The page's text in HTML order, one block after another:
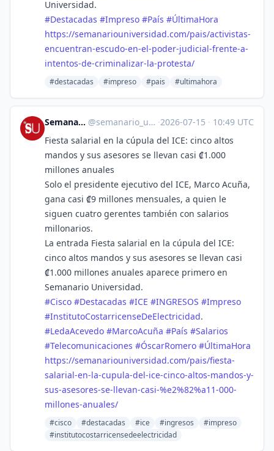
Universidad.
#Destacadas #Impreso #País #ÚltimaHora
https://semanariouniversidad.com/pais/activistas-
encuentran-escudo-en-el-poder-judicial-frente-a-
intentos-de-criminalizar-la-protesta/
#destacadas #impreso #pais #ultimahora
Semanario Universidad @semanario_universidad@bots.fedi.cr ·2026-07-15 · 10:49 UTC
Fiesta salarial en la cúpula del ICE: cinco altos
mandos y sus asesores se llevan casi ₡1.000
millones anuales
Solo el presidente ejecutivo del ICE, Marco Acuña,
gana casi ₡9 millones mensuales, a quien le
siguen cuatro gerentes también con salarios
millonarios.
La entrada Fiesta salarial en la cúpula del ICE:
cinco altos mandos y sus asesores se llevan casi
₡1.000 millones anuales aparece primero en
Semanario Universidad.
#Cisco #Destacadas #ICE #INGRESOS #Impreso
#InstitutoCostarricenseDeElectricidad.
#LedaAcevedo #MarcoAcuña #País #Salarios
#Telecomunicaciones #ÓscarRomero #ÚltimaHora
https://semanariouniversidad.com/pais/fiesta-
salarial-en-la-cupula-del-ice-cinco-altos-mandos-y-
sus-asesores-se-llevan-casi-%e2%82%a11-000-
millones-anuales/
#cisco #destacadas #ice #ingresos
#impreso
#institutocostarricensedeelectricidad